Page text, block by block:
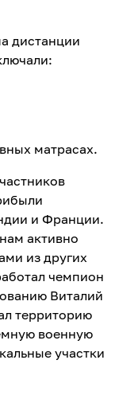
дистанции
матрасах.
и Франции.
активно
из других
чемпион
Виталий
территорию
военную
участки